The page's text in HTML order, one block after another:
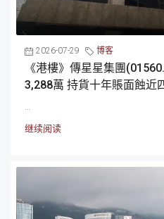
2026-07-29 博客
《港樓》傳星星集團
3,288萬 持貨十年賬面蝕近
...
继续阅读